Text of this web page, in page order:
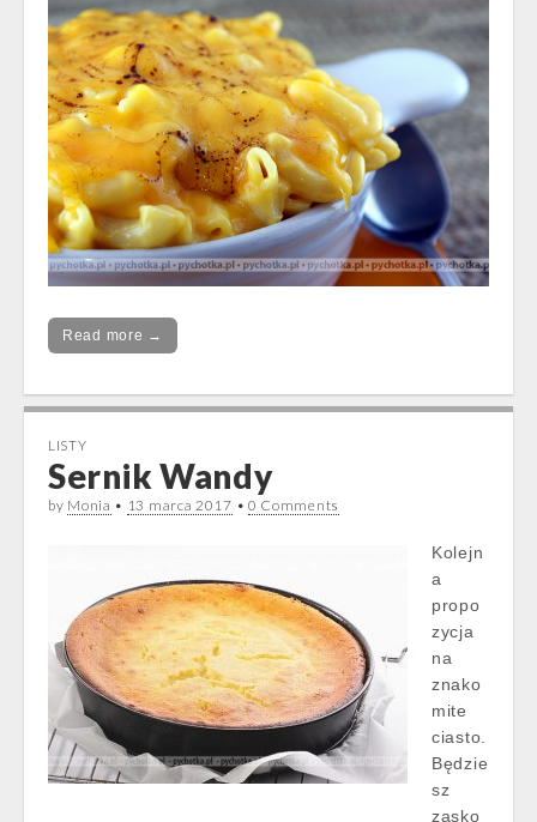
Read more →
LISTY
Sernik Wandy
by Monia • 13 marca 2017 • 0 Comments
Kolejn
a
propo
zycja
na
znako
mite
ciasto.
Będzie
sz
zasko